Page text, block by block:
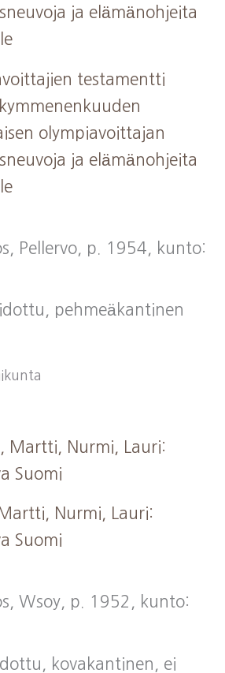
testamentti
olympiavoittajan
ja elämänohjeita
Pellervo, p. 1954, kunto:
pehmeäkantinen
Nurmi, Lauri:
Suomi
Wsoy, p. 1952, kunto:
kovakantinen, ei